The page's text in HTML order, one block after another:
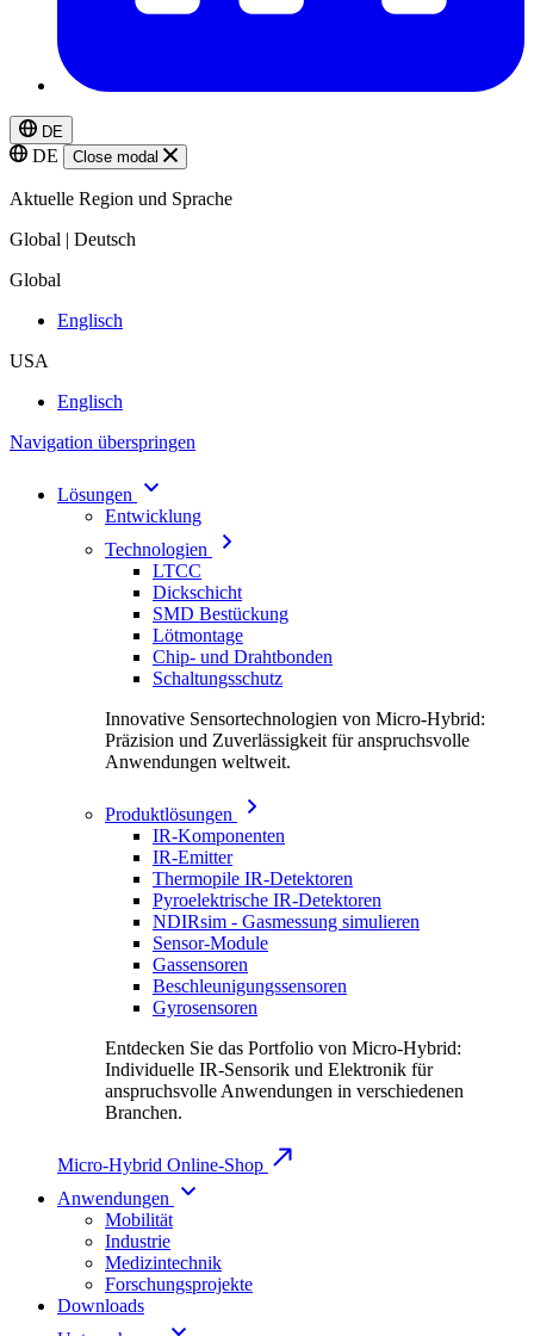
DE
DE Close modal
Aktuelle Region und Sprache
Global | Deutsch
Global
Englisch
USA
Englisch
Navigation überspringen
Lösungen
Entwicklung
Technologien
LTCC
Dickschicht
SMD Bestückung
Lötmontage
Chip- und Drahtbonden
Schaltungsschutz
Innovative Sensortechnologien von Micro-Hybrid:
Präzision und Zuverlässigkeit für anspruchsvolle
Anwendungen weltweit.
Produktlösungen
IR-Komponenten
IR-Emitter
Thermopile IR-Detektoren
Pyroelektrische IR-Detektoren
NDIRsim - Gasmessung simulieren
Sensor-Module
Gassensoren
Beschleunigungssensoren
Gyrosensoren
Entdecken Sie das Portfolio von Micro-Hybrid:
Individuelle IR-Sensorik und Elektronik für
anspruchsvolle Anwendungen in verschiedenen
Branchen.
Micro-Hybrid Online-Shop
Anwendungen
Mobilität
Industrie
Medizintechnik
Forschungsprojekte
Downloads